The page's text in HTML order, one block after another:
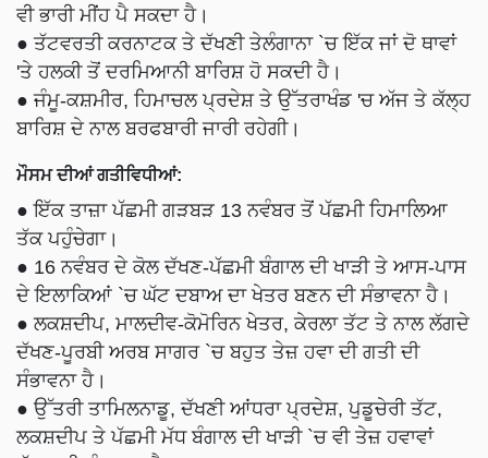
ਵੀ ਭਾਰੀ ਮੀਂਹ ਪੈ ਸਕਦਾ ਹੈ।
● ਤੱਟਵਰਤੀ ਕਰਨਾਟਕ ਤੇ ਦੱਖਣੀ ਤੇਲੰਗਾਨਾ `ਚ ਇੱਕ ਜਾਂ ਦੋ ਥਾਵਾਂ
'ਤੇ ਹਲਕੀ ਤੋਂ ਦਰਮਿਆਨੀ ਬਾਰਿਸ਼ ਹੋ ਸਕਦੀ ਹੈ।
● ਜੰਮੂ-ਕਸ਼ਮੀਰ, ਹਿਮਾਚਲ ਪ੍ਰਦੇਸ਼ ਤੇ ਉੱਤਰਾਖੰਡ 'ਚ ਅੱਜ ਤੇ ਕੱਲ੍ਹ
ਬਾਰਿਸ਼ ਦੇ ਨਾਲ ਬਰਫਬਾਰੀ ਜਾਰੀ ਰਹੇਗੀ।
ਮੌਸਮ ਦੀਆਂ ਗਤੀਵਿਧੀਆਂ:
● ਇੱਕ ਤਾਜ਼ਾ ਪੱਛਮੀ ਗੜਬੜ 13 ਨਵੰਬਰ ਤੋਂ ਪੱਛਮੀ ਹਿਮਾਲਿਆ
ਤੱਕ ਪਹੁੰਚੇਗਾ।
● 16 ਨਵੰਬਰ ਦੇ ਕੋਲ ਦੱਖਣ-ਪੱਛਮੀ ਬੰਗਾਲ ਦੀ ਖਾੜੀ ਤੇ ਆਸ-ਪਾਸ
ਦੇ ਇਲਾਕਿਆਂ `ਚ ਘੱਟ ਦਬਾਅ ਦਾ ਖੇਤਰ ਬਣਨ ਦੀ ਸੰਭਾਵਨਾ ਹੈ।
● ਲਕਸ਼ਦੀਪ, ਮਾਲਦੀਵ-ਕੋਮੋਰਿਨ ਖੇਤਰ, ਕੇਰਲਾ ਤੱਟ ਤੇ ਨਾਲ ਲੱਗਦੇ
ਦੱਖਣ-ਪੂਰਬੀ ਅਰਬ ਸਾਗਰ `ਚ ਬਹੁਤ ਤੇਜ਼ ਹਵਾ ਦੀ ਗਤੀ ਦੀ
ਸੰਭਾਵਨਾ ਹੈ।
● ਉੱਤਰੀ ਤਾਮਿਲਨਾਡੂ, ਦੱਖਣੀ ਆਂਧਰਾ ਪ੍ਰਦੇਸ਼, ਪੁਡੂਚੇਰੀ ਤੱਟ,
ਲਕਸ਼ਦੀਪ ਤੇ ਪੱਛਮੀ ਮੱਧ ਬੰਗਾਲ ਦੀ ਖਾੜੀ `ਚ ਵੀ ਤੇਜ਼ ਹਵਾਵਾਂ